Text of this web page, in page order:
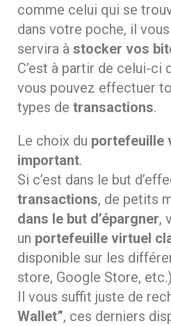
comme celui qui se
dans votre poche, il vous
servira à stocker vos
C’est à partir de celui-ci
vous pouvez effectuer
types de transactions.
Le choix du portefeuille
important.
Si c’est dans le but
transactions, de petits
dans le but d’épargner,
un portefeuille virtuel
disponible sur les
store, Google Store,
Il vous suffit juste de
Wallet”, ces derniers